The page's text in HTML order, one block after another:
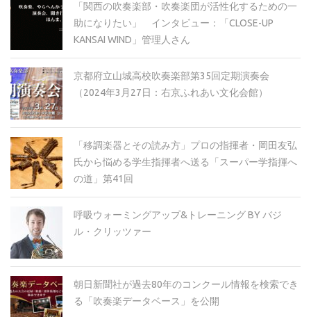
「関西の吹奏楽部・吹奏楽団が活性化するための一
助になりたい」 インタビュー：「CLOSE-UP
KANSAI WIND」管理人さん
京都府立山城高校吹奏楽部第35回定期演奏会
（2024年3月27日：右京ふれあい文化会館）
「移調楽器とその読み方」プロの指揮者・岡田友弘
氏から悩める学生指揮者へ送る「スーパー学指揮へ
の道」第41回
呼吸ウォーミングアップ&トレーニング BY バジ
ル・クリッツァー
朝日新聞社が過去80年のコンクール情報を検索でき
る「吹奏楽データベース」を公開